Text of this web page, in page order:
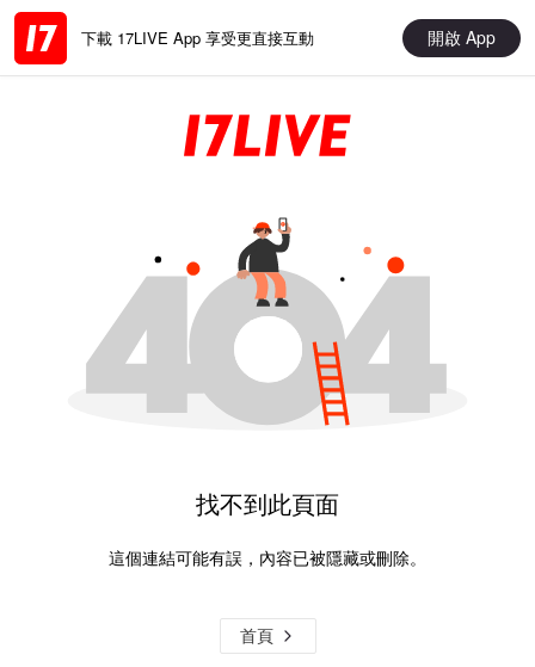
下載 17LIVE App 享受更直接互動 開啟 App
找不到此頁面
這個連結可能有誤，內容已被隱藏或刪除。
首頁